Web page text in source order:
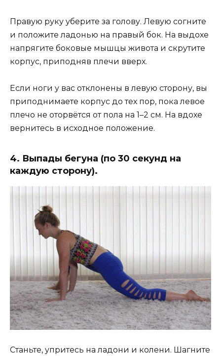
Правую руку уберите за голову. Левую согните
и положите ладонью на правый бок. На выдохе
напрягите боковые мышцы живота и скрутите
корпус, приподняв плечи вверх.
Если ноги у вас отклонены в левую сторону, вы
приподнимаете корпус до тех пор, пока левое
плечо не оторвётся от пола на 1–2 см. На вдохе
вернитесь в исходное положение.
4. Выпады бегуна (по 30 секунд на
каждую сторону).
Станьте, упритесь на ладони и колени. Шагните